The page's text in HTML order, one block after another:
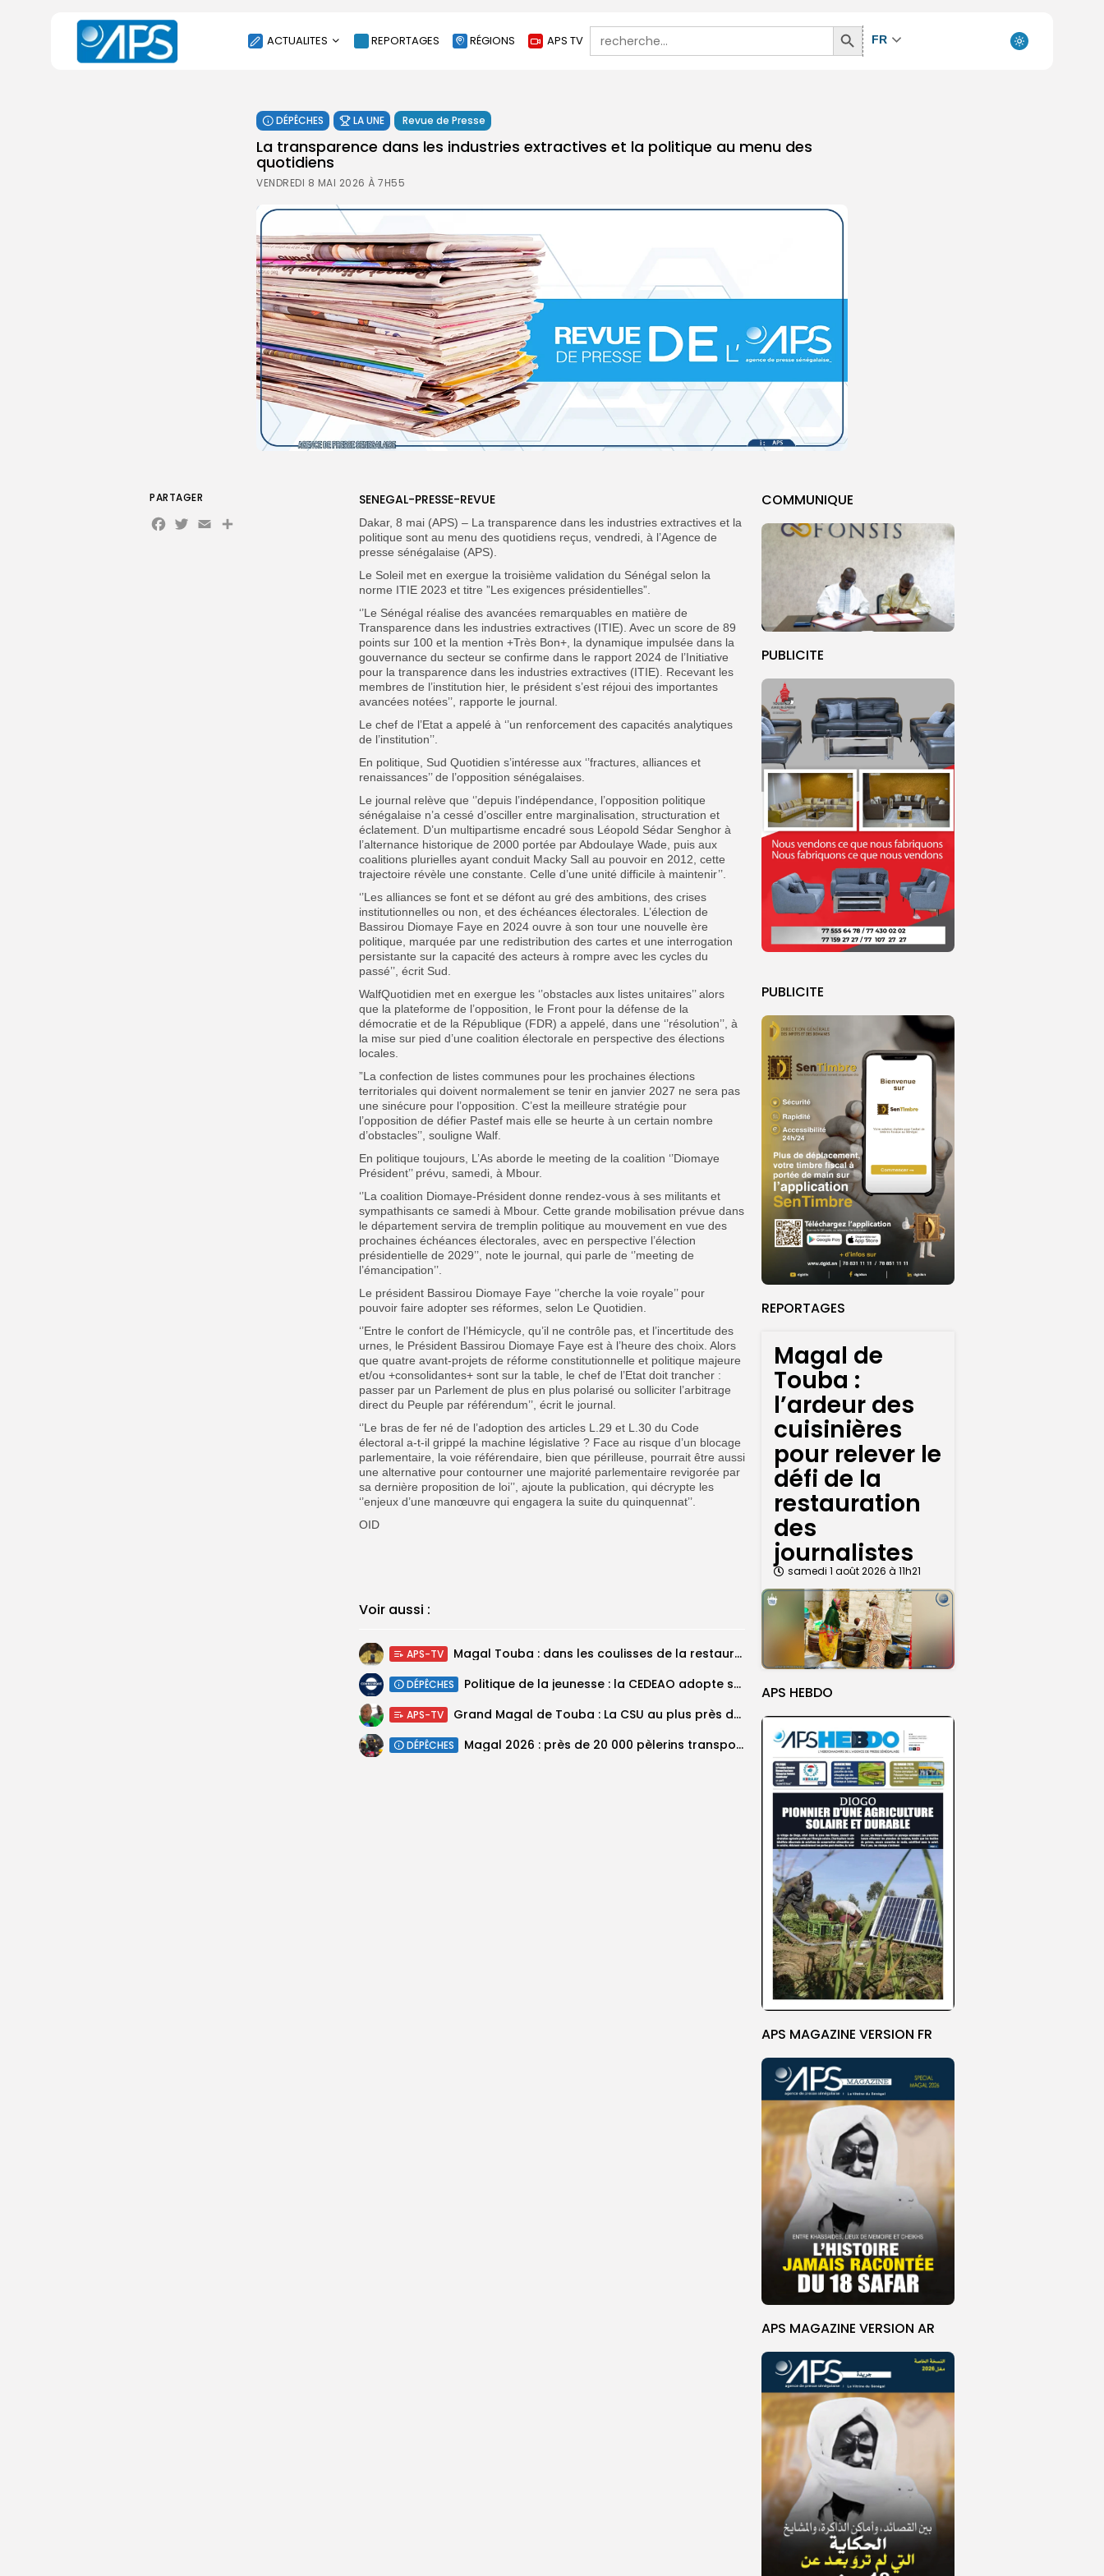
ACTUALITES
SOCIÉTÉ
ÉCONOMIE
CULTURE
ENVIRONNEMENT
INTERNATIONAL
AGENDA
SANTE
REPORTAGES RÉGIONS APS TV
Search
for:
Search
Button
FR
DÉPÊCHES LA UNE Revue de Presse
La transparence dans les industries extractives et la politique au menu des
quotidiens
VENDREDI 8 MAI 2026 À 7H55
COMMUNIQUE
PUBLICITE
PUBLICITE
REPORTAGES
Magal de
Touba :
l’ardeur des
cuisinières
pour relever le
défi de la
restauration
des
journalistes
samedi 1 août 2026 à 11h21
APS HEBDO
APS MAGAZINE VERSION FR
APS MAGAZINE VERSION AR
SENEGAL-PRESSE-REVUE
Dakar, 8 mai (APS) – La transparence dans les industries extractives et la
politique sont au menu des quotidiens reçus, vendredi, à l’Agence de
presse sénégalaise (APS).
Le Soleil met en exergue la troisième validation du Sénégal selon la
norme ITIE 2023 et titre ”Les exigences présidentielles”.
‘’Le Sénégal réalise des avancées remarquables en matière de
Transparence dans les industries extractives (ITIE). Avec un score de 89
points sur 100 et la mention +Très Bon+, la dynamique impulsée dans la
gouvernance du secteur se confirme dans le rapport 2024 de l’Initiative
pour la transparence dans les industries extractives (ITIE). Recevant les
membres de l’institution hier, le président s’est réjoui des importantes
avancées notées’’, rapporte le journal.
Le chef de l’Etat a appelé à ‘’un renforcement des capacités analytiques
de l’institution’’.
En politique, Sud Quotidien s’intéresse aux ‘’fractures, alliances et
renaissances’’ de l’opposition sénégalaises.
Le journal relève que ‘’depuis l’indépendance, l’opposition politique
sénégalaise n’a cessé d’osciller entre marginalisation, structuration et
éclatement. D’un multipartisme encadré sous Léopold Sédar Senghor à
l’alternance historique de 2000 portée par Abdoulaye Wade, puis aux
coalitions plurielles ayant conduit Macky Sall au pouvoir en 2012, cette
trajectoire révèle une constante. Celle d’une unité difficile à maintenir’’.
‘’Les alliances se font et se défont au gré des ambitions, des crises
institutionnelles ou non, et des échéances électorales. L’élection de
Bassirou Diomaye Faye en 2024 ouvre à son tour une nouvelle ère
politique, marquée par une redistribution des cartes et une interrogation
persistante sur la capacité des acteurs à rompre avec les cycles du
passé’’, écrit Sud.
WalfQuotidien met en exergue les ‘’obstacles aux listes unitaires’’ alors
que la plateforme de l’opposition, le Front pour la défense de la
démocratie et de la République (FDR) a appelé, dans une ‘’résolution’’, à
la mise sur pied d’une coalition électorale en perspective des élections
locales.
”La confection de listes communes pour les prochaines élections
territoriales qui doivent normalement se tenir en janvier 2027 ne sera pas
une sinécure pour l’opposition. C’est la meilleure stratégie pour
l’opposition de défier Pastef mais elle se heurte à un certain nombre
d’obstacles’’, souligne Walf.
En politique toujours, L’As aborde le meeting de la coalition ‘’Diomaye
Président’’ prévu, samedi, à Mbour.
‘’La coalition Diomaye-Président donne rendez-vous à ses militants et
sympathisants ce samedi à Mbour. Cette grande mobilisation prévue dans
le département servira de tremplin politique au mouvement en vue des
prochaines échéances électorales, avec en perspective l’élection
présidentielle de 2029’’, note le journal, qui parle de ‘’meeting de
l’émancipation’’.
Le président Bassirou Diomaye Faye ‘’cherche la voie royale’’ pour
pouvoir faire adopter ses réformes, selon Le Quotidien.
‘’Entre le confort de l’Hémicycle, qu’il ne contrôle pas, et l’incertitude des
urnes, le Président Bassirou Diomaye Faye est à l’heure des choix. Alors
que quatre avant-projets de réforme constitutionnelle et politique majeure
et/ou +consolidantes+ sont sur la table, le chef de l’Etat doit trancher :
passer par un Parlement de plus en plus polarisé ou solliciter l’arbitrage
direct du Peuple par référendum’’, écrit le journal.
‘’Le bras de fer né de l’adoption des articles L.29 et L.30 du Code
électoral a-t-il grippé la machine législative ? Face au risque d’un blocage
parlementaire, la voie référendaire, bien que périlleuse, pourrait être aussi
une alternative pour contourner une majorité parlementaire revigorée par
sa dernière proposition de loi’’, ajoute la publication, qui décrypte les
‘’enjeux d’une manœuvre qui engagera la suite du quinquennat’’.
OID
Voir aussi :
APS-TV Magal Touba : dans les coulisses de la restauration de la presse...
DÉPÊCHES Politique de la jeunesse : la CEDEAO adopte son plan d’actions stratégiques...
APS-TV Grand Magal de Touba : La CSU au plus près des pèlerins
DÉPÊCHES Magal 2026 : près de 20 000 pèlerins transportés vers Touba en...
PARTAGER
Facebook
Twitter
Email